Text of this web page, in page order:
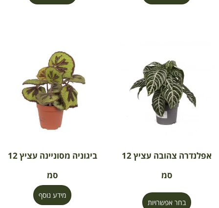
אפלנדרה צהובה עציץ 12
סמ
בחר אפשרויות
ביגוניה מסוניינה עציץ 12
סמ
מידע נוסף